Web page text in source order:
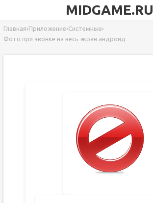
MIDGAME.RU
Главная›Приложение›Системные›
Фото при звонке на весь экран андроид